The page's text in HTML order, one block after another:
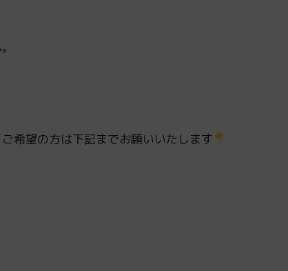
希望の方は下記までお願いいたします